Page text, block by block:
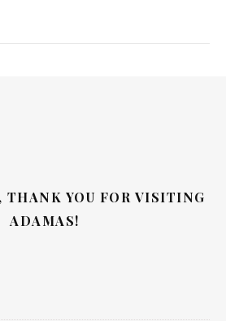
THANK YOU FOR VISITING
ADAMAS!